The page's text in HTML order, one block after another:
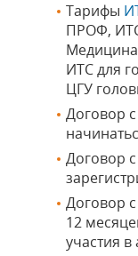
Тарифы
ПРОФ,
ИТС для
ЦГУ
Договор
Договор
Договор
12
участия в